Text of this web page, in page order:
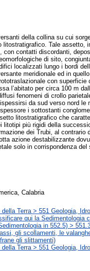
della collina su cui
litostratigrafico. Tale assetto,
contatti discordanti,
di sito,
localizzati lungo i bordi
meridionale ed in
con superficie
l’abitato per circa 100 m
fenomeni di crollo
da sud verso nord le
i sottostanti
litostratigrafico che
litotipi più rigidi della
dei Trubi, al contrario
azione destabilizzante
solo in corrispondenza
Calabria
Terra > 551 Geologia,
qui la Sedimentologia
in 552.5) >
gli scollamenti, le
gli slittamenti)
Terra > 551 Geologia,